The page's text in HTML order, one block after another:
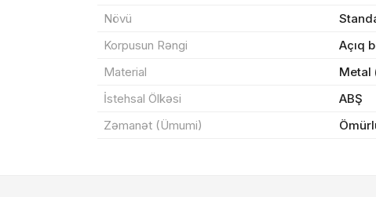
Növü
Korpusun Rəngi
Açıq
Material
Metal
İstehsal Ölkəsi
ABŞ
Zəmanət (Ümumi)
Məhsul